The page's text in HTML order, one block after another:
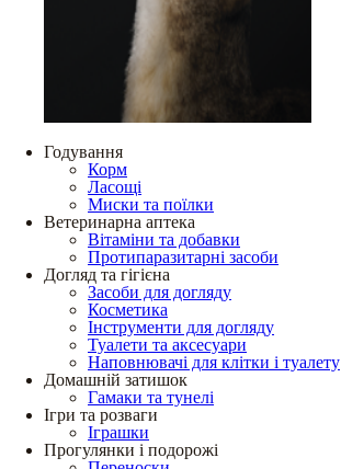
Годування
Корм
Ласощі
Миски та поїлки
Ветеринарна аптека
Вітаміни та добавки
Протипаразитарні засоби
Догляд та гігієна
Засоби для догляду
Косметика
Інструменти для догляду
Туалети та аксесуари
Наповнювачі для клітки і туалету
Домашній затишок
Гамаки та тунелі
Ігри та розваги
Іграшки
Прогулянки і подорожі